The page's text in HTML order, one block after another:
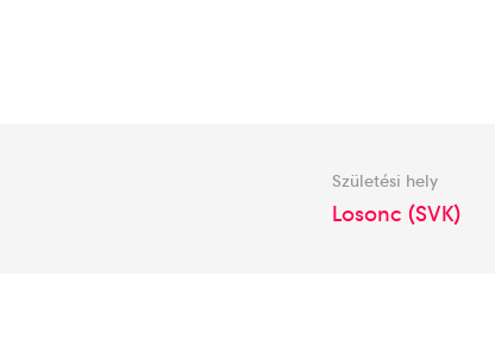
Születési hely
Losonc (SVK)